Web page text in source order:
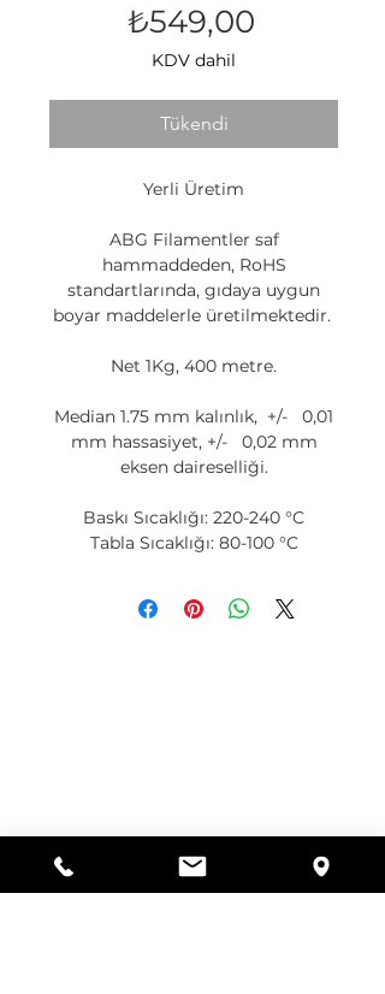
₺549,00Fiyat
KDV dahil
Tükendi
Yerli Üretim
ABG Filamentler saf
hammaddeden, RoHS
standartlarında, gıdaya uygun
boyar maddelerle üretilmektedir.
Net 1Kg, 400 metre.
Median 1.75 mm kalınlık, +/- 0,01
mm hassasiyet, +/-
0,02 mm
eksen daireselliği.
Baskı Sıcaklığı: 220-240 °C
Tabla Sıcaklığı: 80-100 °C